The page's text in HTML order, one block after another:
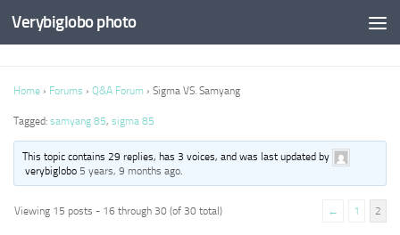
Verybiglobo photo
Home › Forums › Q&A Forum › Sigma VS. Samyang
Tagged: samyang 85, sigma 85
This topic contains 29 replies, has 3 voices, and was last updated by
verybiglobo 5 years, 9 months ago.
Viewing 15 posts - 16 through 30 (of 30 total) ← 1 2